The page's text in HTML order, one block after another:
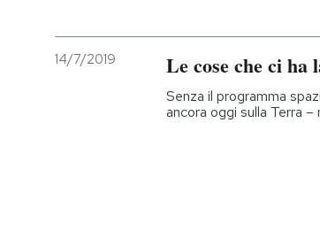
14/7/2019 Le cose che ci
Senza il programma
ancora oggi sulla Terra